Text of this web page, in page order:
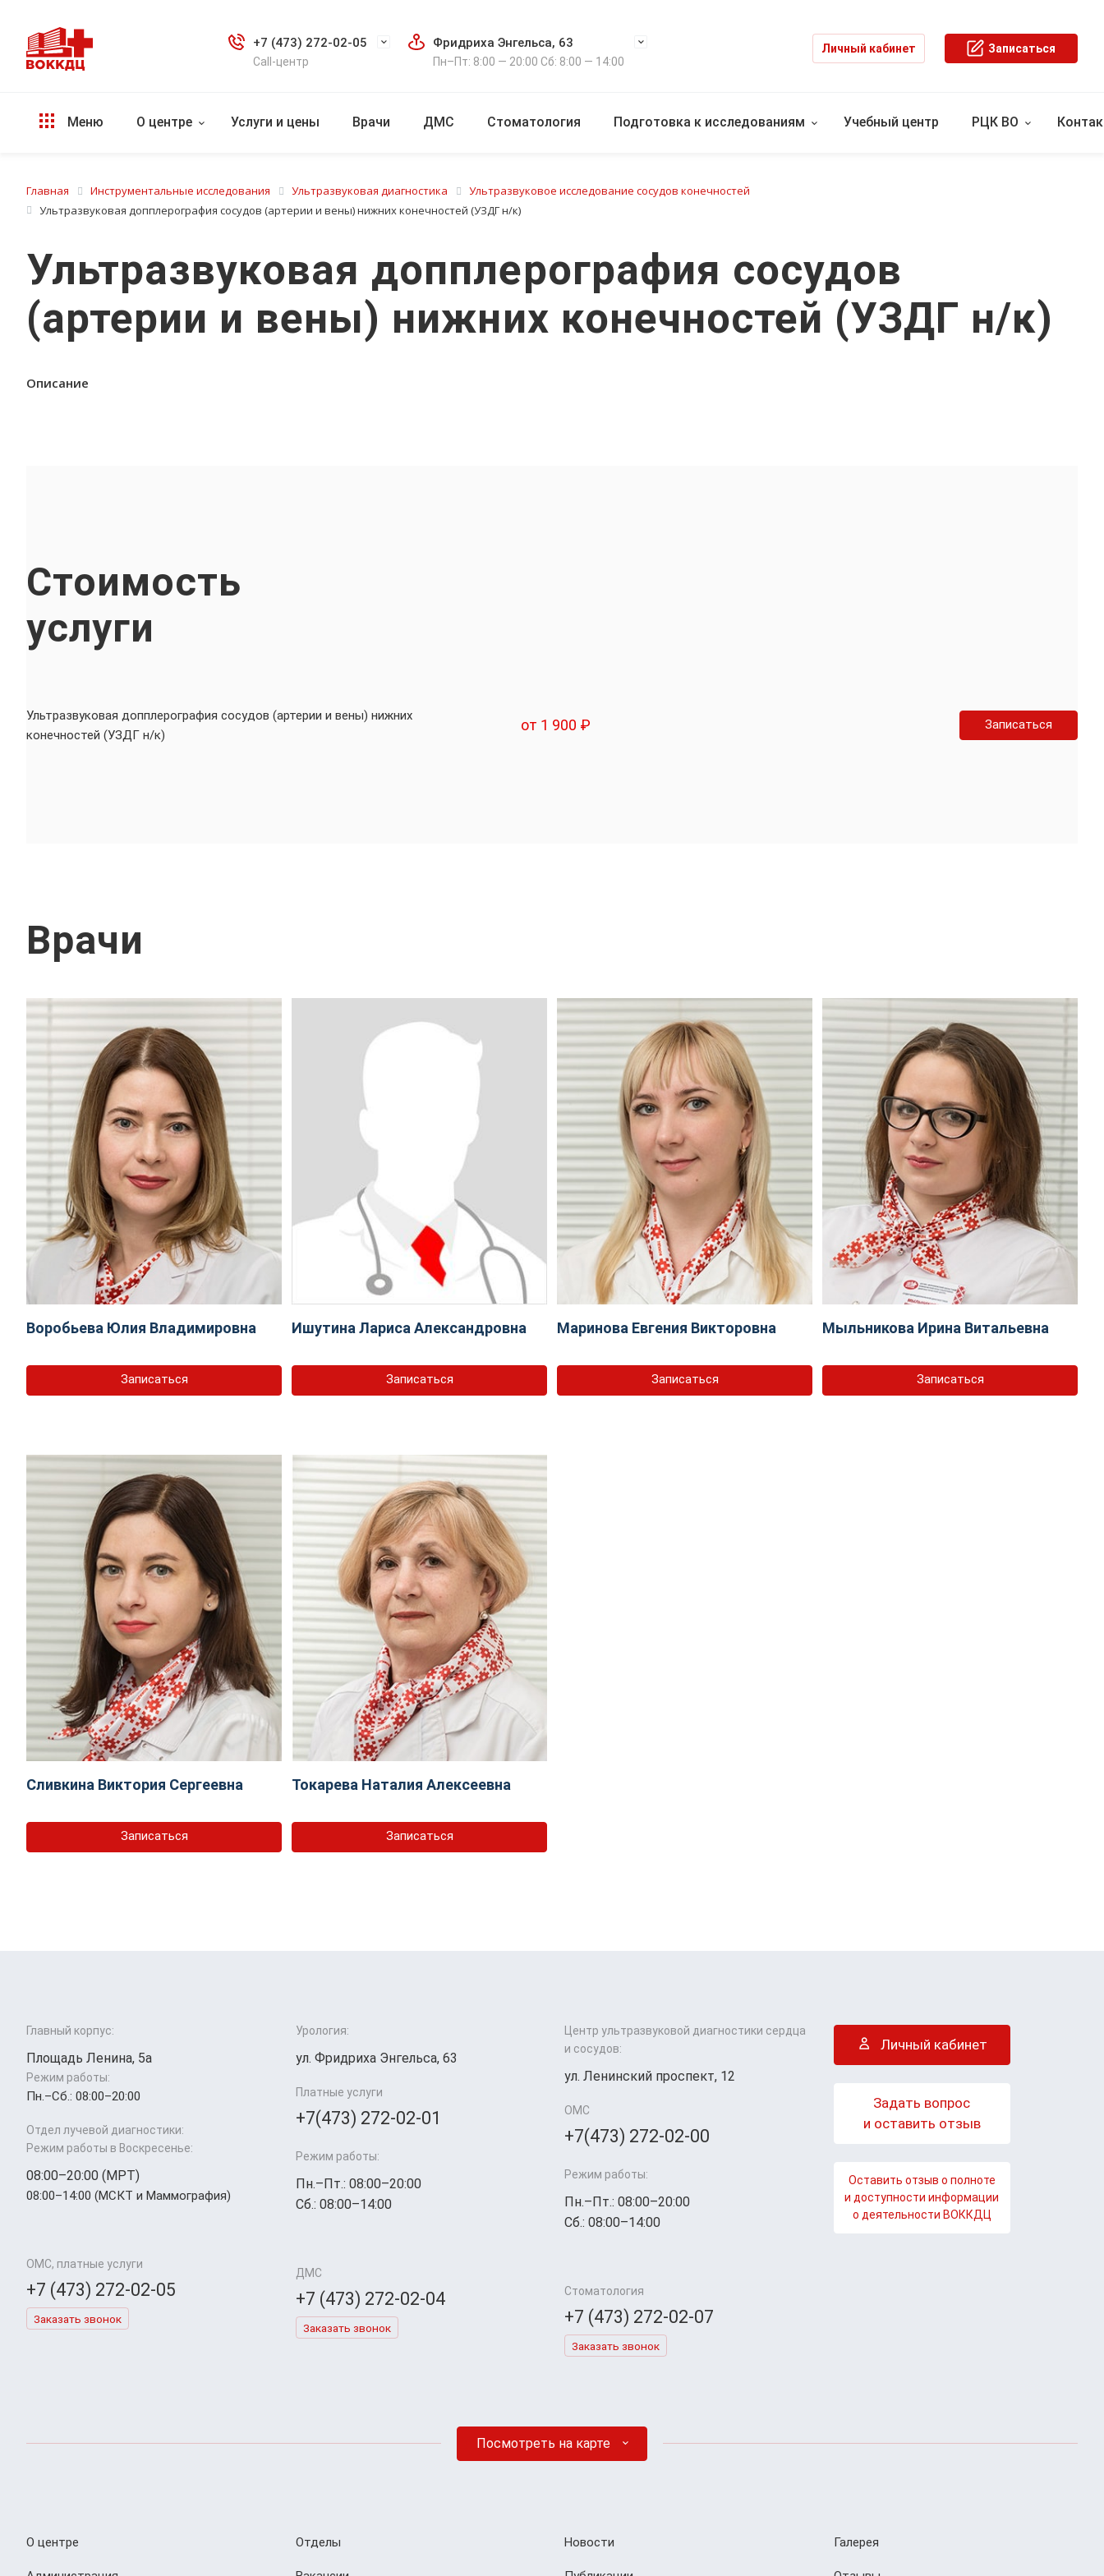
+7 (473) 272-02-05
Call-центр
Фридриха Энгельса, 63
Пн–Пт: 8:00 — 20:00 Сб: 8:00 — 14:00
Личный кабинет Записаться
Меню О центре Услуги и цены Врачи ДМС Стоматология Подготовка к исследованиям Учебный центр РЦК ВО
Главная Инструментальные исследования Ультразвуковая диагностика
Ультразвуковое исследование сосудов конечностей
Ультразвуковая допплерография сосудов (артерии и вены) нижних конечностей (УЗДГ н/к)
Ультразвуковая допплерография сосудов
(артерии и вены) нижних конечностей (УЗДГ н/к)
Описание
Стоимость
услуги
Ультразвуковая допплерография сосудов (артерии и вены) нижних
конечностей (УЗДГ н/к)
от 1 900 ₽ Записаться
Врачи
Воробьева Юлия Владимировна
Записаться
Ишутина Лариса Александровна
Записаться
Маринова Евгения Викторовна
Записаться
Мыльникова Ирина Витальевна
Записаться
Сливкина Виктория Сергеевна
Записаться
Токарева Наталия Алексеевна
Записаться
Главный корпус:
Площадь Ленина, 5а
Режим работы:
Пн.–Cб.: 08:00–20:00
Отдел лучевой диагностики:
Режим работы в Воскресенье:
08:00–20:00 (МРТ)
08:00–14:00 (МСКТ и Маммография)
ОМС, платные услуги
+7 (473) 272-02-05
Заказать звонок
Урология:
ул. Фридриха Энгельса, 63
Платные услуги
+7(473) 272-02-01
Режим работы:
Пн.–Пт.: 08:00–20:00
Сб.: 08:00–14:00
ДМС
+7 (473) 272-02-04
Заказать звонок
Центр ультразвуковой диагностики сердца
и сосудов:
ул. Ленинский проспект, 12
ОМС
+7(473) 272-02-00
Режим работы:
Пн.–Пт.: 08:00–20:00
Сб.: 08:00–14:00
Стоматология
+7 (473) 272-02-07
Заказать звонок
Личный кабинет
Задать вопрос
и оставить отзыв
Оставить отзыв о полноте
и доступности информации
о деятельности ВОККДЦ
Посмотреть на карте
О центре Отделы Новости Галерея